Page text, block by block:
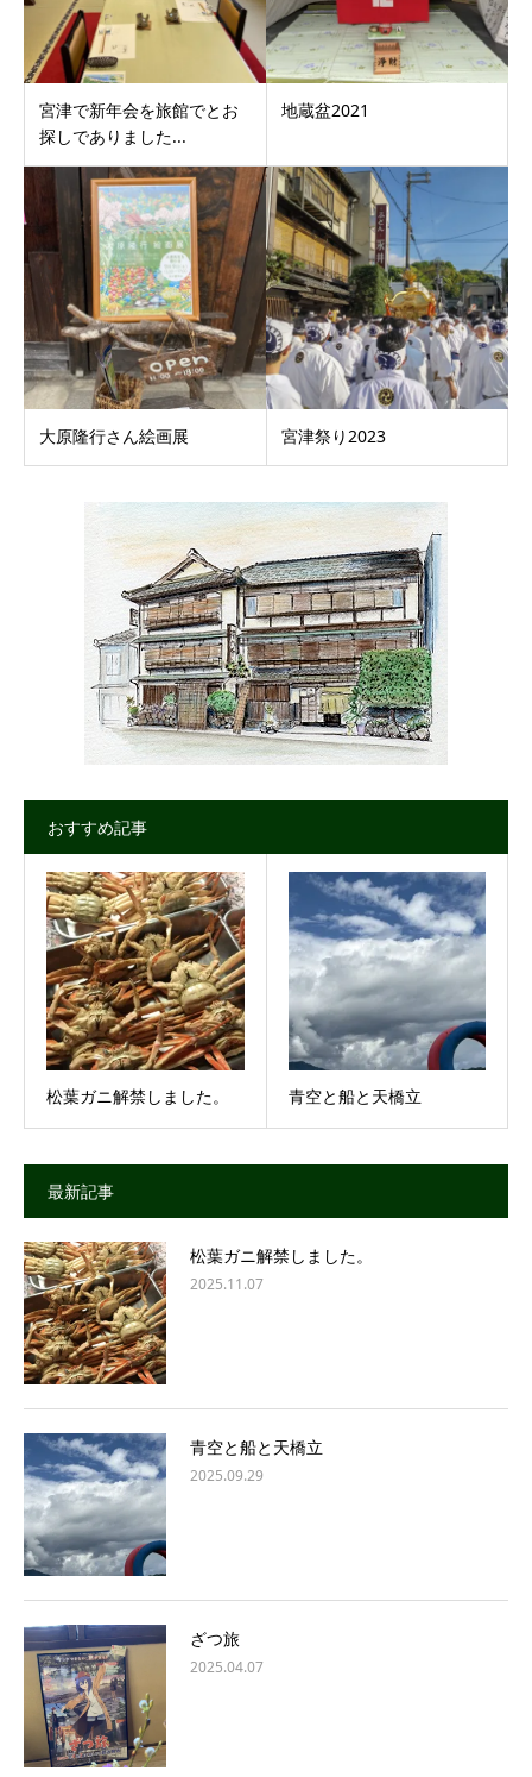
宮津で新年会を旅館でとお
探しでありました...
地蔵盆2021
大原隆行さん絵画展 宮津祭り2023
おすすめ記事
松葉ガニ解禁しました。 青空と船と天橋立
最新記事
松葉ガニ解禁しました。
2025.11.07
青空と船と天橋立
2025.09.29
ざつ旅
2025.04.07